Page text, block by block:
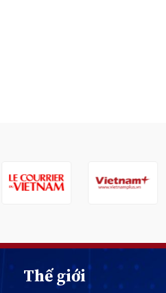
Thế giới